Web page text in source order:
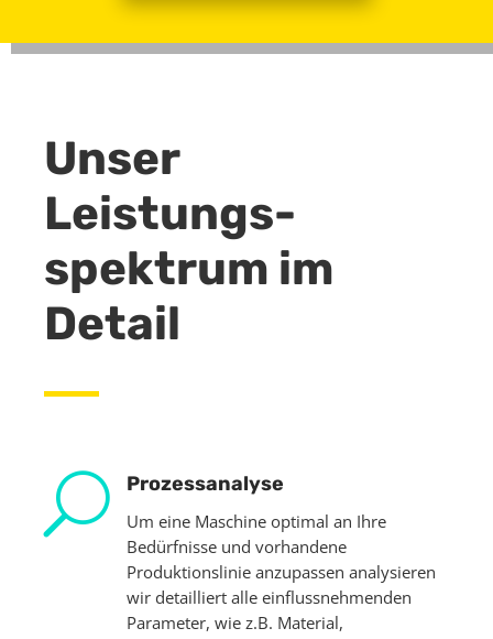
Unser
Leistungs­
spektrum im
Detail
U Prozessanalyse
Um eine Maschine optimal an Ihre
Bedürfnisse und vorhandene
Produktionslinie anzupassen analysieren
wir detailliert alle einflussnehmenden
Parameter, wie z.B. Material,